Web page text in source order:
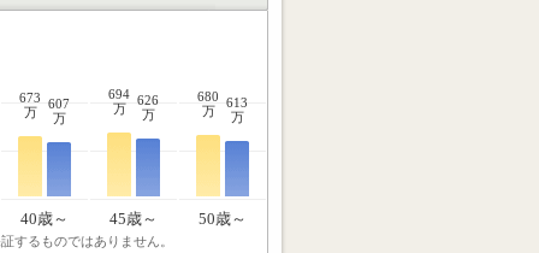
673
万
607
万
694
万
626
万
680
万
613
万
40歳～ 45歳～ 50歳～
するものではありません。